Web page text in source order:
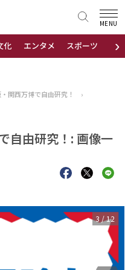
›
化 エンタメ スポーツ 地域
MENU
・関西万博で自由研究！
›
自由研究！: 画像一
3 /12